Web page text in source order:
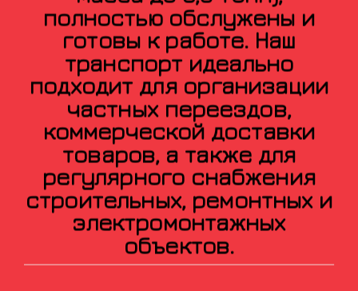
масса до 3,5 тонн),
полностью обслужены и
готовы к работе. Наш
транспорт идеально
подходит для организации
частных переездов,
коммерческой доставки
товаров, а также для
регулярного снабжения
строительных, ремонтных и
электромонтажных
объектов.